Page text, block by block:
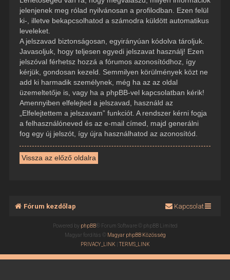
jelenjenek meg rólad nyilvánosan a profilodban. Ezen felül
ki-, illetve bekapcsolhatod a számodra küldött automatikus
leveleket.
A jelszavad biztonságosan, egyirányúan kódolva tároljuk.
Javasoljuk, hogy teljesen egyedi jelszavat használj! Ezen
jelszóval férhetsz hozzá a fórumos azonosítódhoz, így
kérjük, gondosan kezeld. Semmilyen körülmények közt ne
add ki harmadik személynek, még ha az az oldal
üzemeltetője is, vagy ha a phpBB-vel kapcsolatban kérik!
Amennyiben elfelejted a jelszavad, használd az
„Elfelejtettem a jelszavam” funkciót. A rendszer kérni fogja
a felhasználóneved és az e-mail címed, majd generálni
fog egy új jelszót, így újra használhatod az azonosítód.
Vissza az előző oldalra
Fórum kezdőlap Kapcsolat
Powered by phpBB® Forum Software © phpBB Limited
Magyar fordítás © Magyar phpBB Közösség
PRIVACY_LINK |TERMS_LINK